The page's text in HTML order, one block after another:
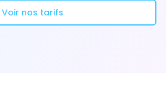
Voir nos tarifs